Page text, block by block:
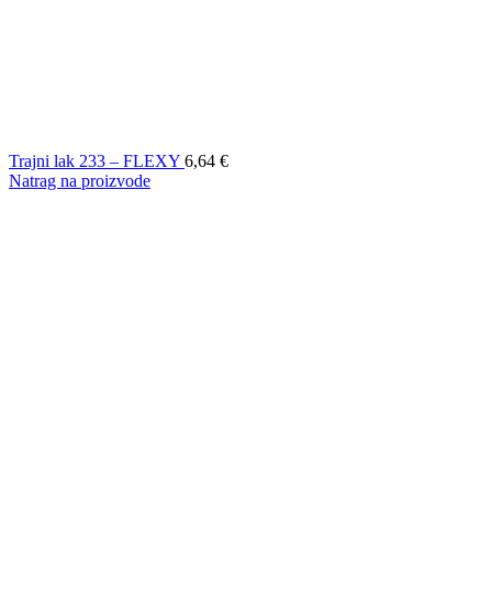
Trajni lak 233 – FLEXY 6,64 €
Natrag na proizvode